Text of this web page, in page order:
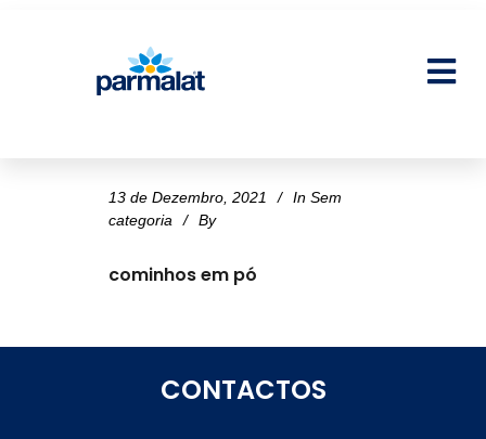
13 de Dezembro, 2021 In Sem
categoria
By
cominhos em pó
CONTACTOS